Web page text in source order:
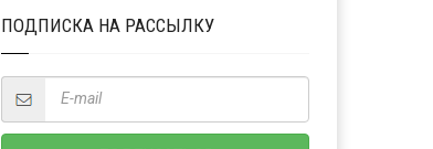
ПОДПИСКА НА РАССЫЛКУ